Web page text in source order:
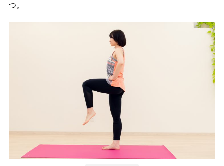
つ。